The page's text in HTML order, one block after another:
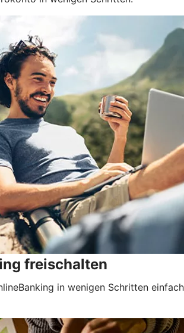
freischalten
in wenigen Schritten einfach